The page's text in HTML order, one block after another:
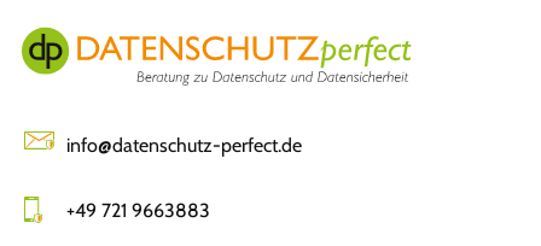
content
info@datenschutz-perfect.de
+49 721 9663883